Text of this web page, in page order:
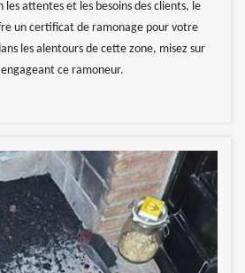
les attentes et les besoins des clients, le
un certificat de ramonage pour votre
les alentours de cette zone, misez sur
ce ramoneur.